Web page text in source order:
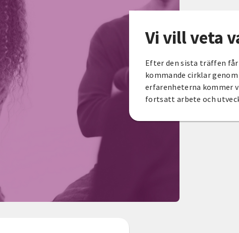
Vi vill veta
Efter den sista träffen
kommande cirklar
erfarenheterna kommer
fortsatt arbete och